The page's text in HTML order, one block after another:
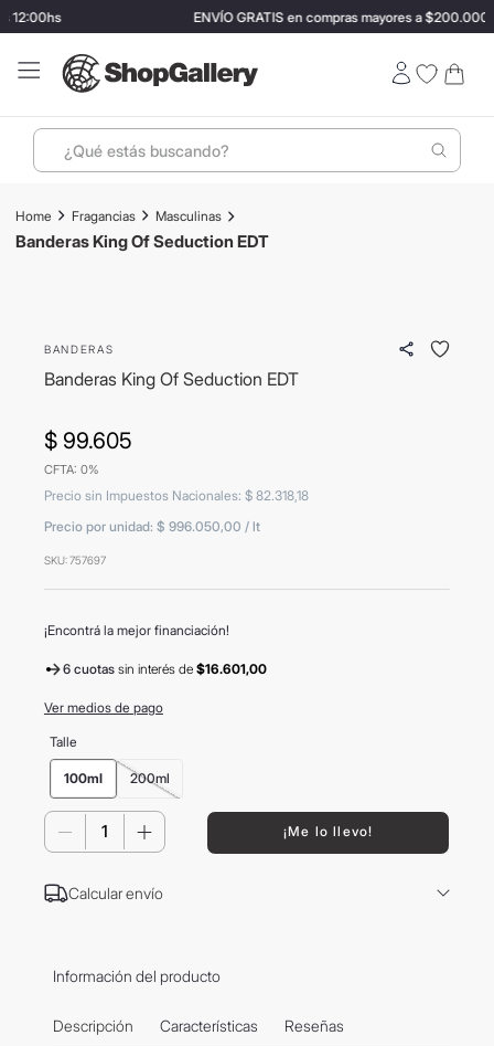
ENVÍO GRATIS en compras mayores a $200.000
¿Qué estás buscando?
Fragancias Masculinas
Banderas King Of Seduction EDT
BANDERAS
Banderas King Of Seduction EDT
$ 99.605
CFTA: 0%
Precio sin Impuestos Nacionales: $ 82.318,18
Precio por unidad: $ 996.050,00 / lt
SKU:757697
¡Encontrá la mejor financiación!
6 cuotas sin interésde $16.601,00
Ver medios de pago
Talle
100ml 200ml
＋
－ ¡Me lo llevo!
Calcular envío
Información del producto
Descripción Características Reseñas
1. perfumes
4. lentes sol
bressia
6. vino
7
mochila
10. tom ford